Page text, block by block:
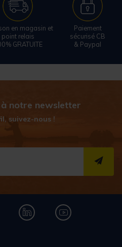
en magasin et
point relais
GRATUITE
Paiement
sécurisé CB
& Paypal
notre newsletter
suivez-nous !